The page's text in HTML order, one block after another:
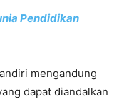
Pendidikan
mengandung
dapat diandalkan